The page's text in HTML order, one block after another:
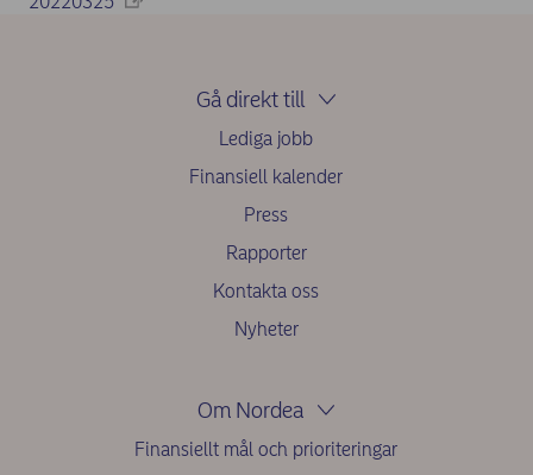
Gå direkt till
Lediga jobb
Finansiell kalender
Press
Rapporter
Kontakta oss
Nyheter
Om Nordea
Finansiellt mål och prioriteringar